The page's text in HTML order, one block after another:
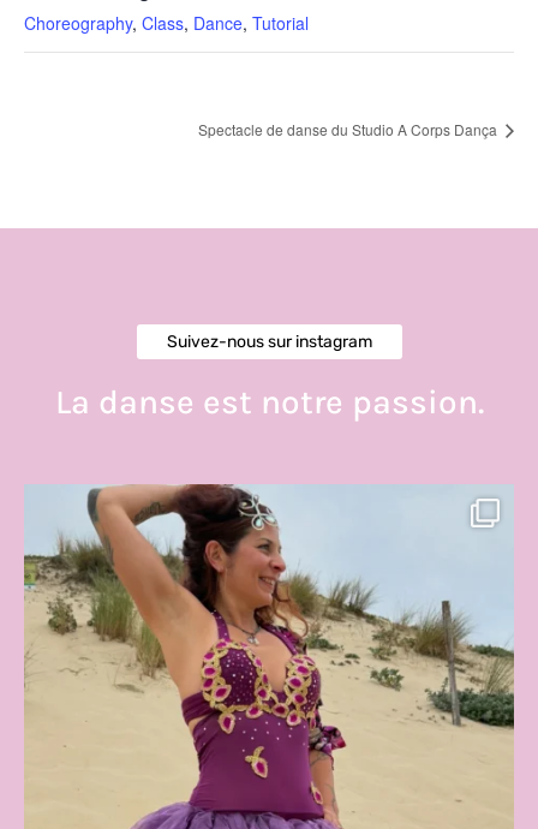
Choreography, Class, Dance, Tutorial
Spectacle de danse du Studio A Corps Dança
Suivez-nous sur instagram
La danse est notre passion.